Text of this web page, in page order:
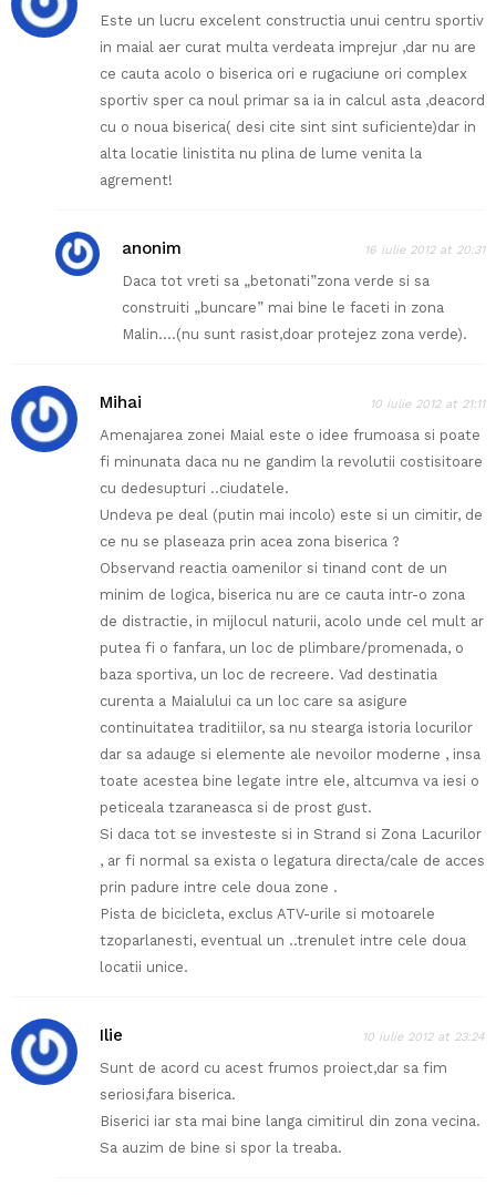
Este un lucru excelent constructia unui centru sportiv
in maial aer curat multa verdeata imprejur ,dar nu are
ce cauta acolo o biserica ori e rugaciune ori complex
sportiv sper ca noul primar sa ia in calcul asta ,deacord
cu o noua biserica( desi cite sint sint suficiente)dar in
alta locatie linistita nu plina de lume venita la
agrement!
anonim 16 iulie 2012 at 20:31
Daca tot vreti sa „betonati”zona verde si sa
construiti „buncare” mai bine le faceti in zona
Malin….(nu sunt rasist,doar protejez zona verde).
Mihai 10 iulie 2012 at 21:11
Amenajarea zonei Maial este o idee frumoasa si poate
fi minunata daca nu ne gandim la revolutii costisitoare
cu dedesupturi ..ciudatele.
Undeva pe deal (putin mai incolo) este si un cimitir, de
ce nu se plaseaza prin acea zona biserica ?
Observand reactia oamenilor si tinand cont de un
minim de logica, biserica nu are ce cauta intr-o zona
de distractie, in mijlocul naturii, acolo unde cel mult ar
putea fi o fanfara, un loc de plimbare/promenada, o
baza sportiva, un loc de recreere. Vad destinatia
curenta a Maialului ca un loc care sa asigure
continuitatea traditiilor, sa nu stearga istoria locurilor
dar sa adauge si elemente ale nevoilor moderne , insa
toate acestea bine legate intre ele, altcumva va iesi o
peticeala tzaraneasca si de prost gust.
Si daca tot se investeste si in Strand si Zona Lacurilor
, ar fi normal sa exista o legatura directa/cale de acces
prin padure intre cele doua zone .
Pista de bicicleta, exclus ATV-urile si motoarele
tzoparlanesti, eventual un ..trenulet intre cele doua
locatii unice.
Ilie 10 iulie 2012 at 23:24
Sunt de acord cu acest frumos proiect,dar sa fim
seriosi,fara biserica.
Biserici iar sta mai bine langa cimitirul din zona vecina.
Sa auzim de bine si spor la treaba.